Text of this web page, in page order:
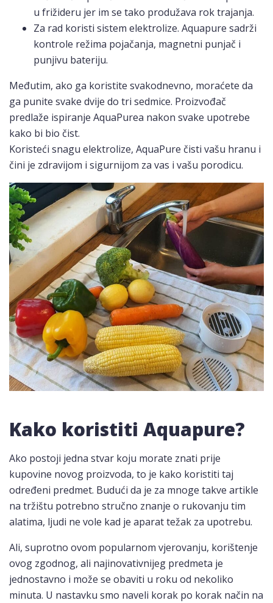
u frižideru jer im se tako produžava rok trajanja.
Za rad koristi sistem elektrolize. Aquapure sadrži
kontrole režima pojačanja, magnetni punjač i
punjivu bateriju.
Međutim, ako ga koristite svakodnevno, moraćete da
ga punite svake dvije do tri sedmice. Proizvođač
predlaže ispiranje AquaPurea nakon svake upotrebe
kako bi bio čist.
Koristeći snagu elektrolize, AquaPure čisti vašu hranu i
čini je zdravijom i sigurnijom za vas i vašu porodicu.
Kako koristiti Aquapure?
Ako postoji jedna stvar koju morate znati prije
kupovine novog proizvoda, to je kako koristiti taj
određeni predmet. Budući da je za mnoge takve artikle
na tržištu potrebno stručno znanje o rukovanju tim
alatima, ljudi ne vole kad je aparat težak za upotrebu.
Ali, suprotno ovom popularnom vjerovanju, korištenje
ovog zgodnog, ali najinovativnijeg predmeta je
jednostavno i može se obaviti u roku od nekoliko
minuta. U nastavku smo naveli korak po korak način na